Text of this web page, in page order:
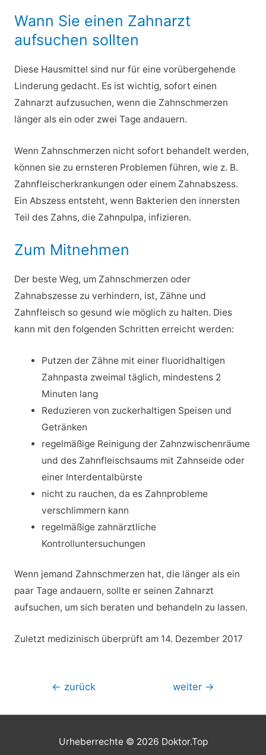
Wann Sie einen Zahnarzt
aufsuchen sollten
Diese Hausmittel sind nur für eine vorübergehende
Linderung gedacht. Es ist wichtig, sofort einen
Zahnarzt aufzusuchen, wenn die Zahnschmerzen
länger als ein oder zwei Tage andauern.
Wenn Zahnschmerzen nicht sofort behandelt werden,
können sie zu ernsteren Problemen führen, wie z. B.
Zahnfleischerkrankungen oder einem Zahnabszess.
Ein Abszess entsteht, wenn Bakterien den innersten
Teil des Zahns, die Zahnpulpa, infizieren.
Zum Mitnehmen
Der beste Weg, um Zahnschmerzen oder
Zahnabszesse zu verhindern, ist, Zähne und
Zahnfleisch so gesund wie möglich zu halten. Dies
kann mit den folgenden Schritten erreicht werden:
Putzen der Zähne mit einer fluoridhaltigen
Zahnpasta zweimal täglich, mindestens 2
Minuten lang
Reduzieren von zuckerhaltigen Speisen und
Getränken
regelmäßige Reinigung der Zahnzwischenräume
und des Zahnfleischsaums mit Zahnseide oder
einer Interdentalbürste
nicht zu rauchen, da es Zahnprobleme
verschlimmern kann
regelmäßige zahnärztliche
Kontrolluntersuchungen
Wenn jemand Zahnschmerzen hat, die länger als ein
paar Tage andauern, sollte er seinen Zahnarzt
aufsuchen, um sich beraten und behandeln zu lassen.
Zuletzt medizinisch überprüft am 14. Dezember 2017
Beitragsnavigation
← zurück weiter →
Urheberrechte © 2026 Doktor.Top